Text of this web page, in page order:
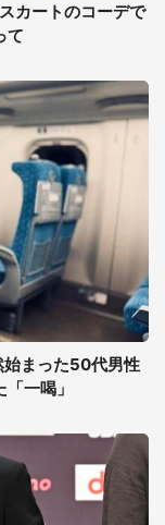
カートのコーデで
て
始まった50代男性
一喝」